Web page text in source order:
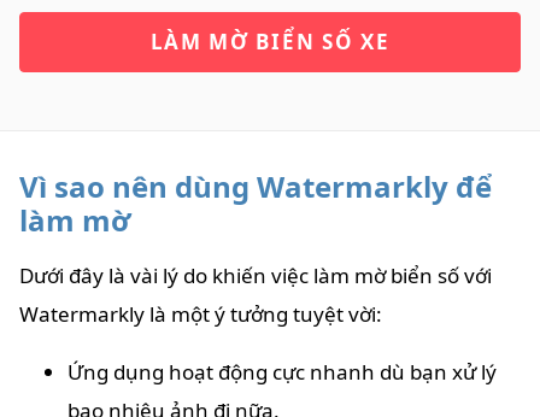
LÀM MỜ BIỂN SỐ XE
Vì sao nên dùng Watermarkly để
làm mờ
Dưới đây là vài lý do khiến việc làm mờ biển số với
Watermarkly là một ý tưởng tuyệt vời:
Ứng dụng hoạt động cực nhanh dù bạn xử lý
bao nhiêu ảnh đi nữa.